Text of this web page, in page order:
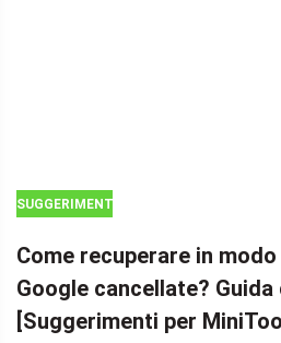
SUGGERIMENTI
RECUPERO DI
FILE ANDROID
Come recuperare in
Google cancellate? Guida
[Suggerimenti per